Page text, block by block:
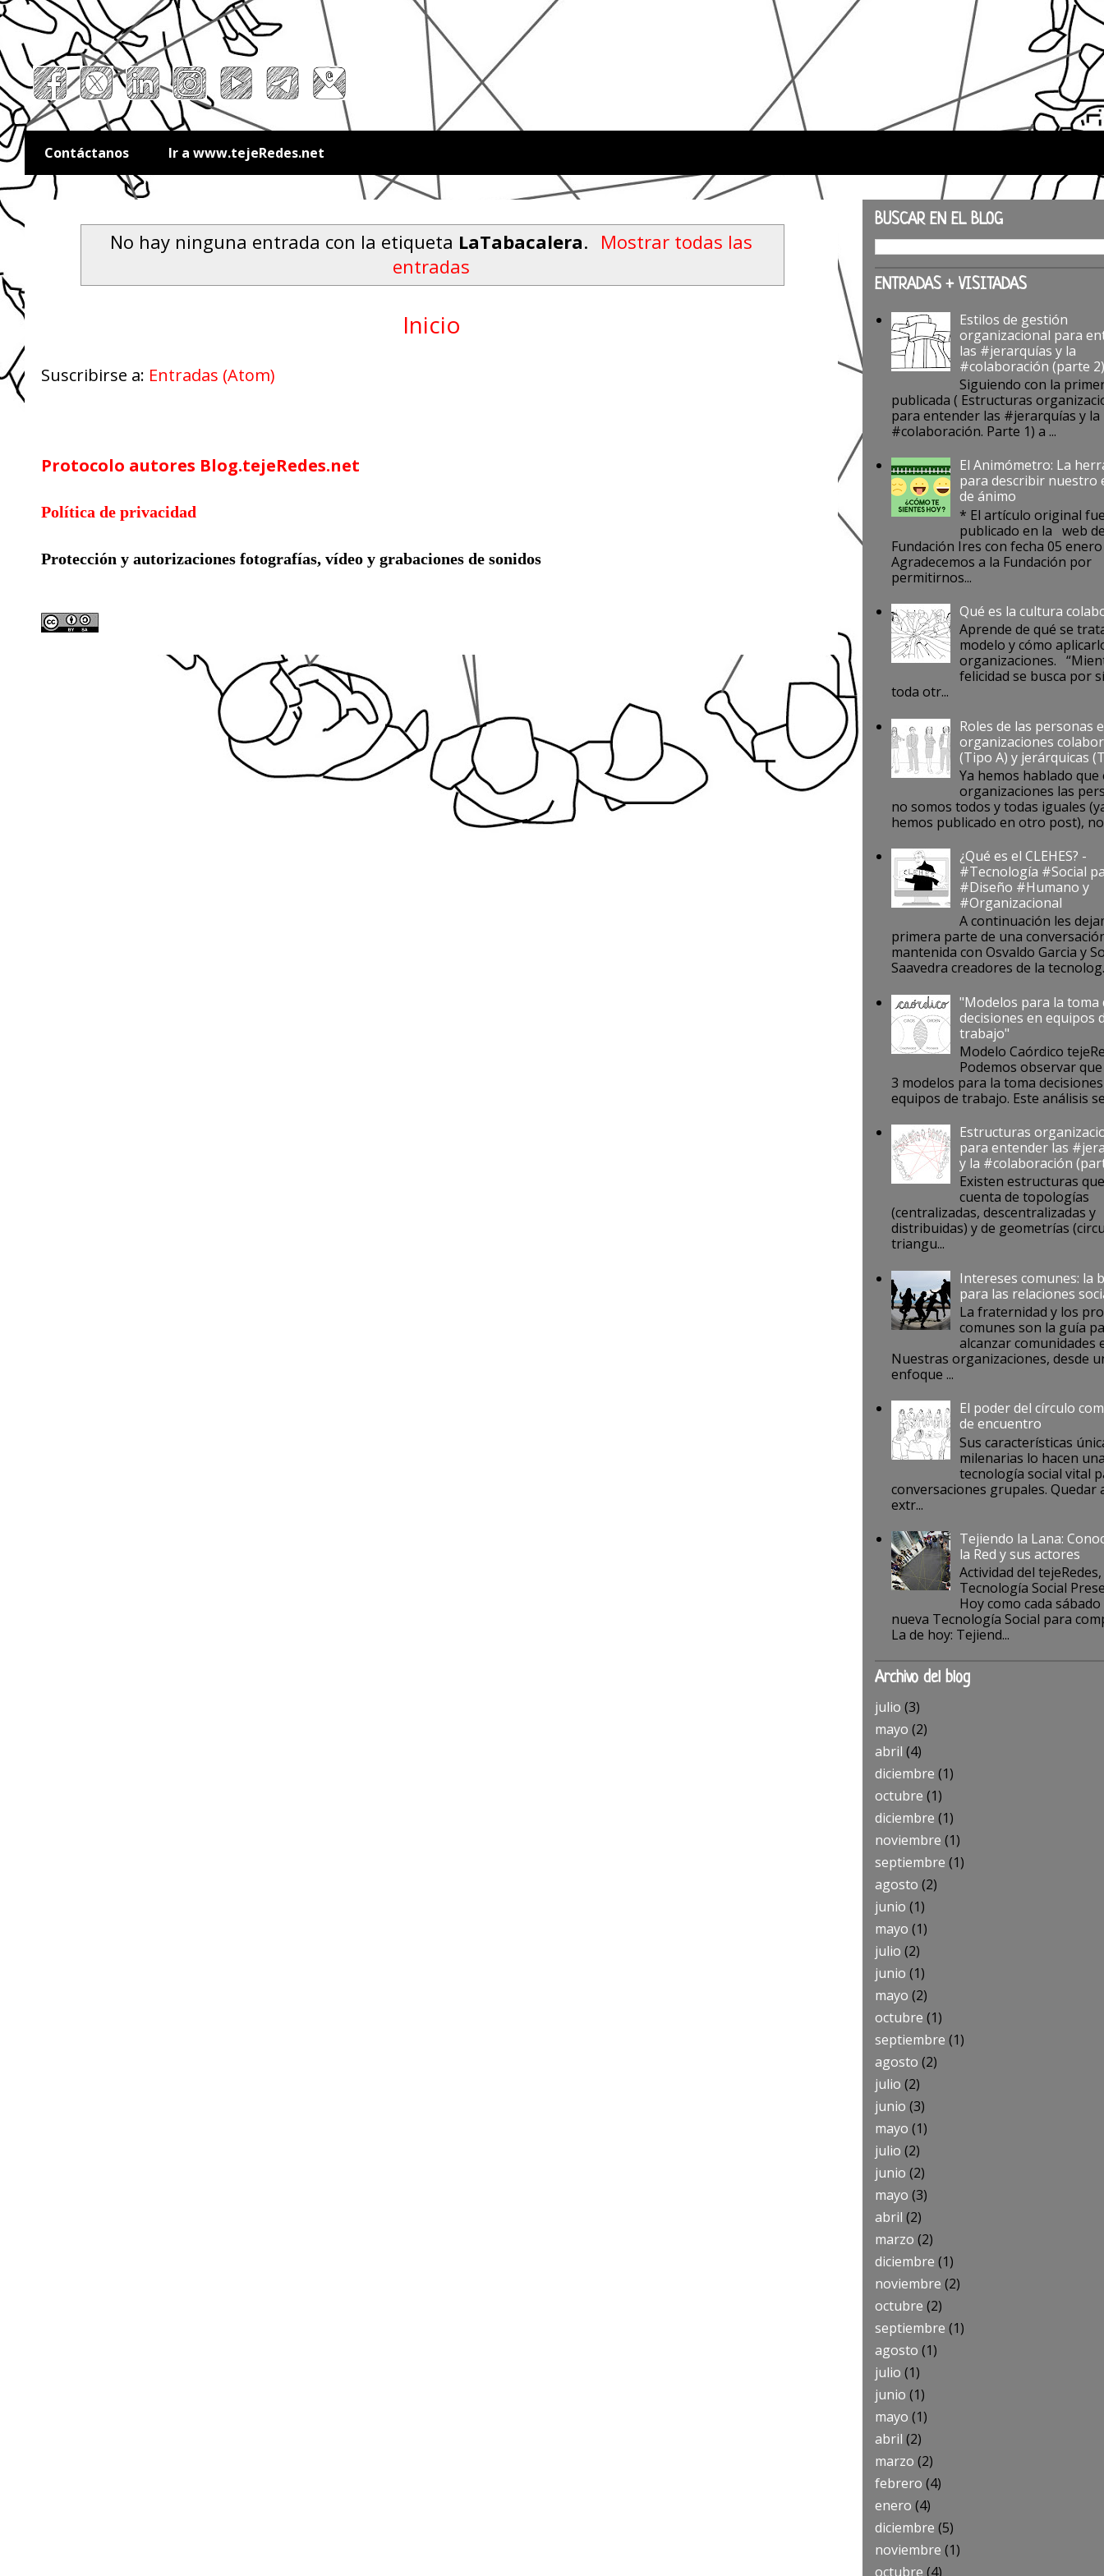
Contáctanos Ir a www.tejeRedes.net
No hay ninguna entrada con la etiqueta LaTabacalera. Mostrar todas las
entradas
Inicio
Suscribirse a: Entradas (Atom)
Protocolo autores Blog.tejeRedes.net
Política de privacidad
Protección y autorizaciones fotografías, vídeo y grabaciones de sonidos
BUSCAR EN EL BLOG
ENTRADAS + VISITADAS
Estilos de gestión
organizacional para
las #jerarquías y la
#colaboración (parte
Siguiendo con la
publicada ( Estructuras
para entender las #jerarquías y la
#colaboración. Parte 1) a ...
El Animómetro: La
para describir nuestro
de ánimo
* El artículo original
publicado en la web
Fundación Ires con fecha 05 enero
Agradecemos a la Fundación por
permitirnos...
Qué es la cultura
Aprende de qué se
modelo y cómo
organizaciones.
felicidad se busca por
toda otr...
Roles de las personas
organizaciones
(Tipo A) y jerárquicas
Ya hemos hablado que
organizaciones las
no somos todos y todas iguales
hemos publicado en otro post),
¿Qué es el CLEHES? -
#Tecnología #Social
#Diseño #Humano y
#Organizacional
A continuación les
primera parte de una
mantenida con Osvaldo Garcia y
Saavedra creadores de la
"Modelos para la toma
decisiones en equipos
trabajo"
Modelo Caórdico
Podemos observar
3 modelos para la toma
equipos de trabajo. Este análisis
Estructuras
para entender las
y la #colaboración
Existen estructuras
cuenta de topologías
(centralizadas, descentralizadas y
distribuidas) y de geometrías
triangu...
Intereses comunes: la
para las relaciones
La fraternidad y los
comunes son la guía
alcanzar comunidades
Nuestras organizaciones, desde
enfoque ...
El poder del círculo
de encuentro
Sus características
milenarias lo hacen
tecnología social vital
conversaciones grupales. Quedar
extr...
Tejiendo la Lana:
la Red y sus actores
Actividad del tejeRedes,
Tecnología Social
Hoy como cada
nueva Tecnología Social para
La de hoy: Tejiend...
Archivo del blog
julio (3)
mayo (2)
abril (4)
diciembre (1)
octubre (1)
diciembre (1)
noviembre (1)
septiembre (1)
agosto (2)
junio (1)
mayo (1)
julio (2)
junio (1)
mayo (2)
octubre (1)
septiembre (1)
agosto (2)
julio (2)
junio (3)
mayo (1)
julio (2)
junio (2)
mayo (3)
abril (2)
marzo (2)
diciembre (1)
noviembre (2)
octubre (2)
septiembre (1)
agosto (1)
julio (1)
junio (1)
mayo (1)
abril (2)
marzo (2)
febrero (4)
enero (4)
diciembre (5)
noviembre (1)
octubre (4)